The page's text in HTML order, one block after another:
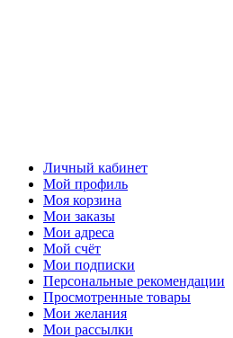
Личный кабинет
Мой профиль
Моя корзина
Мои заказы
Мои адреса
Мой счёт
Мои подписки
Персональные рекомендации
Просмотренные товары
Мои желания
Мои рассылки